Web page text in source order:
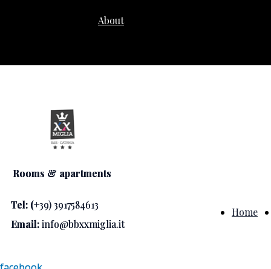
Rooms & apartments
Rooms & apartments
Home
Tel: (+39) 3917584613
Tel: (+39) 3917584613
Email:info@bbxxmiglia.it
Email:info@bbxxmiglia.it
About